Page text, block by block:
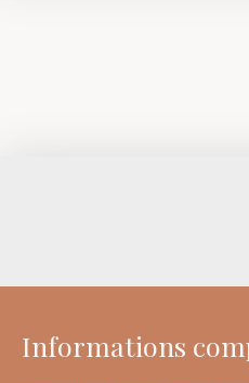
Informations